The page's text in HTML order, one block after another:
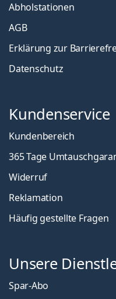
Abholstationen
AGB
Erklärung zur
Datenschutz
Kundenservice
Kundenbereich
365 Tage
Widerruf
Reklamation
Häufig gestellte Fragen
Unsere
Spar-Abo